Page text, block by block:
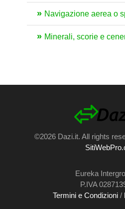
Navigazione aerea o
Minerali, scorie e
©2026 Dazi.it. All rights
Eureka
P.IVA
Termini e Condizioni/